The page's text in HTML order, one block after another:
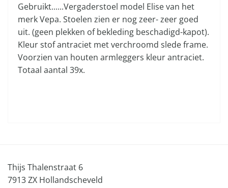
Gebruikt......Vergaderstoel model Elise van het
merk Vepa. Stoelen zien er nog zeer- zeer goed
uit. (geen plekken of bekleding beschadigd-kapot).
Kleur stof antraciet met verchroomd slede frame.
Voorzien van houten armleggers kleur antraciet.
Totaal aantal 39x.
Thijs Thalenstraat 6
7913 ZX Hollandscheveld